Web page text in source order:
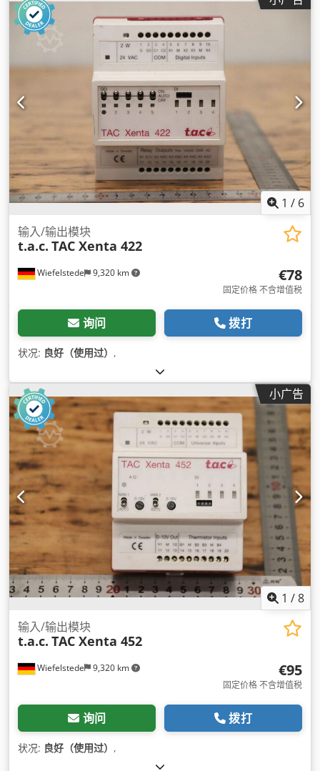
1 / 6
Wiefelstede 9,320 km
输入/输出模块
t.a.c. TAC Xenta 422
€78
固定价格 不含增值税
询问 拨打
状况: 良好（使用过） ,
小广告
1 /8
Wiefelstede 9,320 km
输入/输出模块
t.a.c. TAC Xenta 452
€95
固定价格 不含增值税
询问 拨打
状况: 良好（使用过） ,